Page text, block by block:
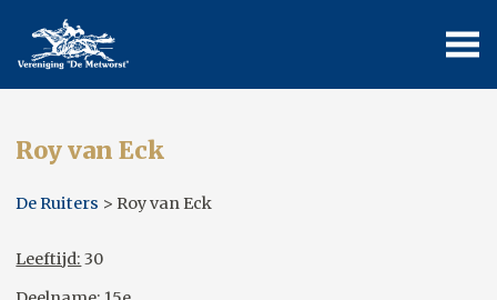
Roy van Eck
De Ruiters > Roy van Eck
Leeftijd: 30